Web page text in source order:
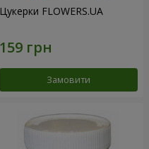
Цукерки FLOWERS.UA
Замовити